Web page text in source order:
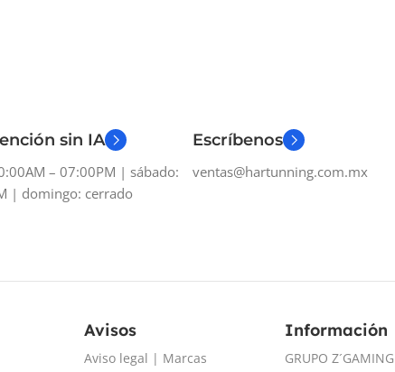
sin IA
– 07:00PM | sábado:
| domingo: cerrado
Escríbenos
ventas@hartunning.com.mx
Avisos
Aviso legal | Marcas
Información
GRUPO Z´GAMING